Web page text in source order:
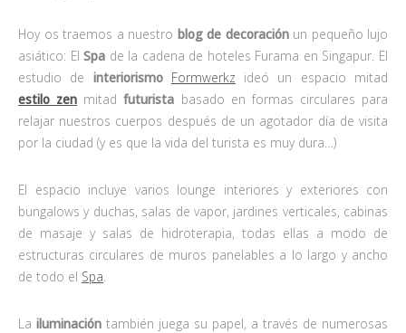
Hoy os traemos a nuestro blog de decoraciónun pequeño lujo
asiático: ElSpa de la cadena de hoteles Furama en Singapur. El
estudio de interiorismo Formwerkz ideó un espacio mitad
estilo zen mitadfuturista basado en formas circulares para
relajar nuestros cuerpos después de un agotador día de visita
por la ciudad (y es que la vida del turista es muy dura…)
El espacio incluye varios lounge interiores y exteriores con
bungalows y duchas, salas de vapor, jardines verticales, cabinas
de masaje y salas de hidroterapia, todas ellas a modo de
estructuras circulares de muros panelables a lo largo y ancho
de todo el Spa
La iluminación también juega su papel, a través de numerosas